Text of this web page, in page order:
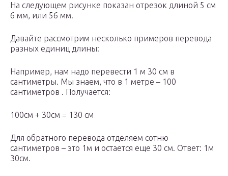
На следующем рисунке показан отрезок длиной 5 см
6 мм, или 56 мм.
Давайте рассмотрим несколько примеров перевода
разных единиц длины:
Например, нам надо перевести 1 м 30 см в
сантиметры. Мы знаем, что в 1 метре – 100
сантиметров . Получается:
100см + 30см = 130 см
Для обратного перевода отделяем сотню
сантиметров – это 1м и остается еще 30 см. Ответ: 1м
30см.